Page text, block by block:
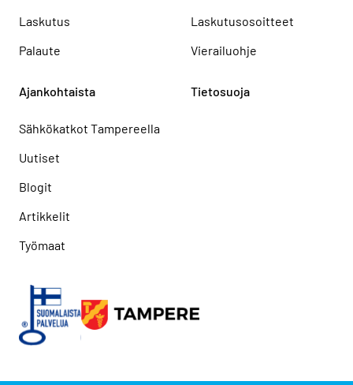
Laskutus
Palaute
Laskutusosoitteet
Vierailuohje
Ajankohtaista
Sähkökatkot Tampereella
Uutiset
Blogit
Artikkelit
Työmaat
Tietosuoja